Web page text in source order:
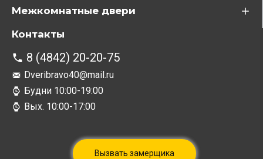
Межкомнатные двери
Контакты
8 (4842) 20-20-75
Dveribravo40@mail.ru
Будни 10:00-19:00
Вых. 10:00-17:00
Вызвать замерщика